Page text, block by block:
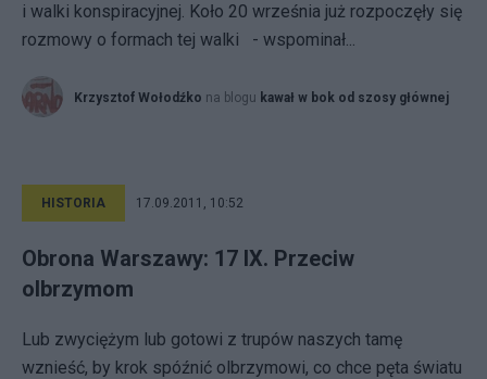
i walki konspiracyjnej. Koło 20 września już rozpoczęły się
rozmowy o formach tej walki - wspominał...
Krzysztof Wołodźko na blogu kawał w bok od szosy głównej
HISTORIA 17.09.2011, 10:52
Obrona Warszawy: 17 IX. Przeciw
olbrzymom
Lub zwyciężym lub gotowi z trupów naszych tamę
wznieść, by krok spóźnić olbrzymowi, co chce pęta światu